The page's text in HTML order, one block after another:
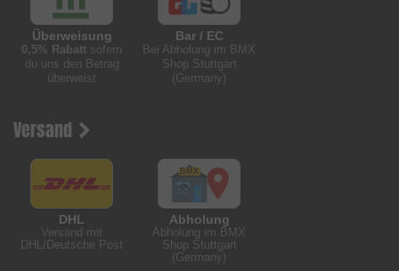
Überweisung
0,5% Rabatt sofern
du uns den Betrag
überweist
Bar / EC
Bei Abholung im BMX
Shop Stuttgart
(Germany)
Versand
DHL
Versand mit
DHL/Deutsche Post
Abholung
Abholung im BMX
Shop Stuttgart
(Germany)